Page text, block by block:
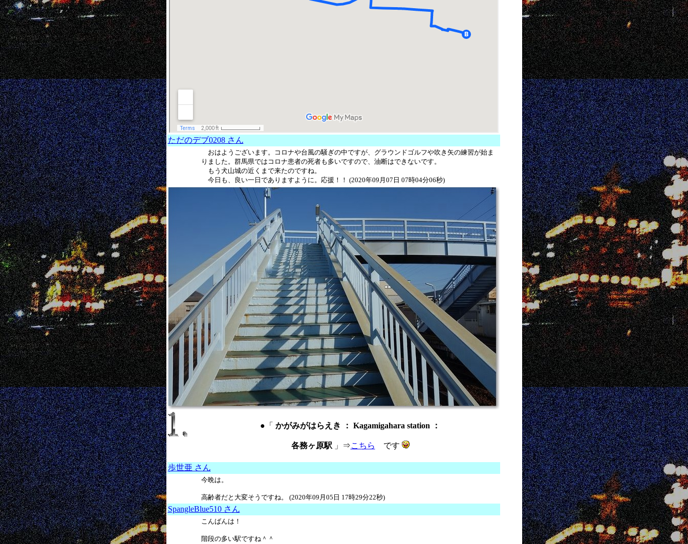
ただのデブ0208 さん
おはようございます。コロナや台風の騒ぎの中ですが、グラウンドゴルフや吹き矢の練習が始ま
りました。群馬県ではコロナ患者の死者も多いですので、油断はできないです。
もう犬山城の近くまで来たのですね。
今日も、良い一日でありますように。応援！！ (2020年09月07日 07時04分06秒)
●「 かがみがはらえき ： Kagamigahara station ：
各務ヶ原駅 」⇒こちら です
歩世亜 さん
今晩は。
高齢者だと大変そうですね。 (2020年09月05日 17時29分22秒)
SpangleBlue510 さん
こんばんは！
階段の多い駅ですね＾＾